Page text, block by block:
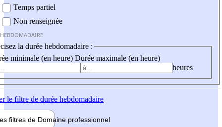
Temps partiel
Non renseignée
la durée hebdomadaire :
minimale (en heure) Durée maximale (en heure)
heures
le filtre de durée hebdomadaire
filtres de Domaine professionnel